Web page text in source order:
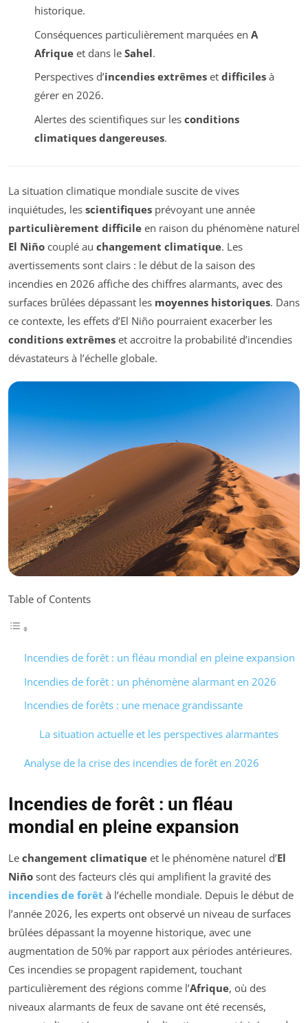
historique.
Conséquences particulièrement marquées en A
Afriqueet dans le Sahel.
Perspectives d’incendies extrêmeset difficilesà
gérer en 2026.
Alertes des scientifiques sur les conditions
climatiques dangereuses.
La situation climatique mondiale suscite de vives
inquiétudes, les scientifiques prévoyant une année
particulièrement difficile en raison du phénomène naturel
El Niño couplé au changement climatique. Les
avertissements sont clairs : le début de la saison des
incendies en 2026 affiche des chiffres alarmants, avec des
surfaces brûlées dépassant les moyennes historiques. Dans
ce contexte, les effets d’El Niño pourraient exacerber les
conditions extrêmes et accroitre la probabilité d’incendies
dévastateurs à l’échelle globale.
Table of Contents
Incendies de forêt : un fléau mondial en pleine expansion
Incendies de forêt : un phénomène alarmant en 2026
Incendies de forêts : une menace grandissante
La situation actuelle et les perspectives alarmantes
Analyse de la crise des incendies de forêt en 2026
Incendies de forêt : un fléau
mondial en pleine expansion
Le changement climatique et le phénomène naturel d’El
Niño sont des facteurs clés qui amplifient la gravité des
incendies de forêt à l’échelle mondiale. Depuis le début de
l’année 2026, les experts ont observé un niveau de surfaces
brûlées dépassant la moyenne historique, avec une
augmentation de 50% par rapport aux périodes antérieures.
Ces incendies se propagent rapidement, touchant
particulièrement des régions comme l’Afrique, où des
niveaux alarmants de feux de savane ont été recensés,